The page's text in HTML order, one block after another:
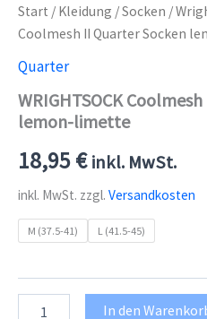
Start / Kleidung /Socken /
Coolmesh II Quarter Socken
Quarter
WRIGHTSOCK
lemon-limette
18,95€ inkl. MwSt.
inkl. MwSt. zzgl. Versandkosten
M (37.5-41) L (41.5-45)
In den